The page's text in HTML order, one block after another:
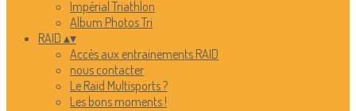
Impérial Triathlon
Album Photos Tri
RAID ▴▾
Accès aux entrainements RAID
nous contacter
Le Raid Multisports ?
Les bons moments !